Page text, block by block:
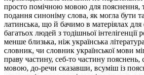
просто помічною мовою для пояснення,
подання синоніму слова, як могла бути
латинська, що й бачимо в матеріялах
багатьох людей з тодішньої інтелігенції
менше близька, ніж українська
словник, чи словник української мови
праву частину, себ-то частину пояснень,
мовою, до-речи сказавши, всуміш із